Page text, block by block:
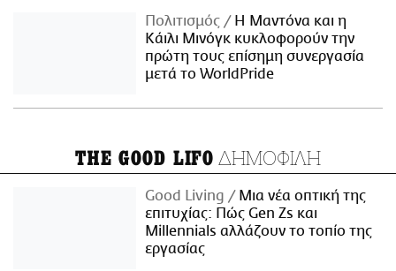
Πολιτισμός
Η Μαντόνα και η
Κάιλι Μινόγκ κυκλοφορούν την
πρώτη τους επίσημη συνεργασία
μετά το WorldPride
THE GOOD LIFO ΔΗΜΟΦΙΛΗ
Good Living
Μια νέα οπτική της
επιτυχίας: Πώς Gen Zs και
Millennials αλλάζουν το τοπίο της
εργασίας